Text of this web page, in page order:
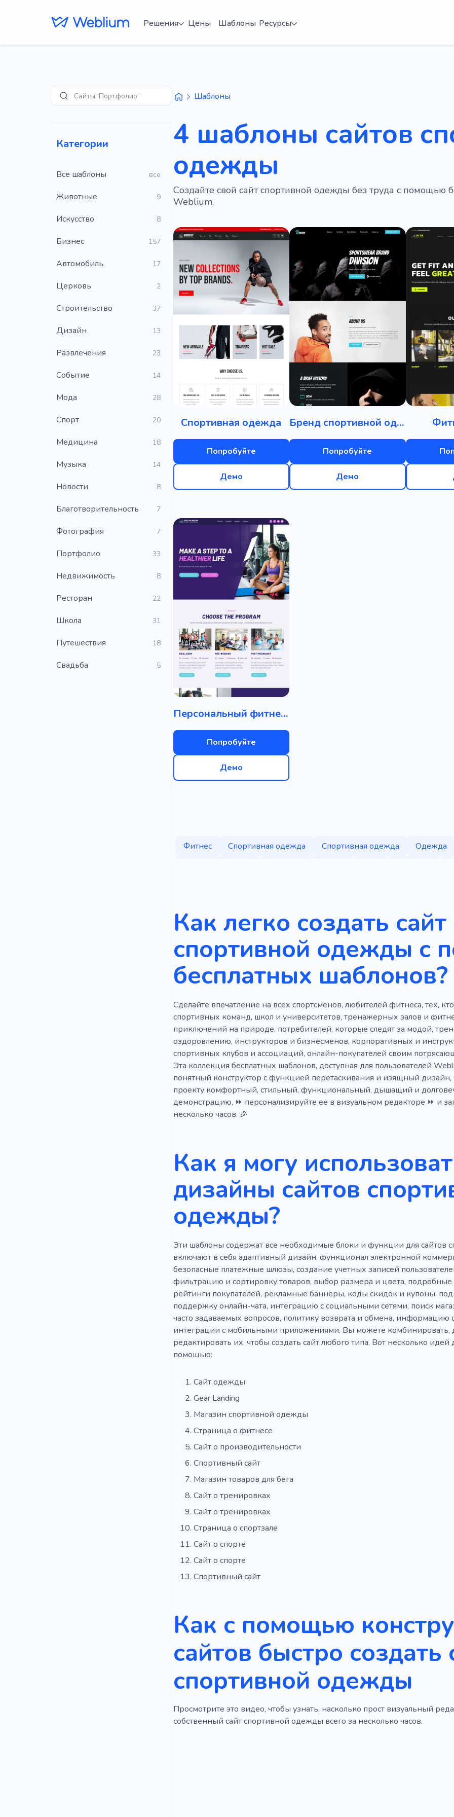
Решения Цены Шаблоны Ресурсы
ПоискСайты 'Портфолио'
Категории
Все шаблоны все
Животные 9
Искусство 8
Бизнес 157
Автомобиль 17
Церковь 2
Строительство 37
Дизайн 13
Развлечения 23
Событие 14
Мода 28
Cпорт 20
Медицина 18
Музыка 14
Новости 8
Благотворительность 7
Фотография 7
Портфолио 33
Недвижимость 8
Ресторан 22
Школа 31
Путешествия 18
Свадьба 5
Шаблоны
4 шаблоны сайтов
одежды
Создайте свой сайт спортивной одежды без труда с помощью
Weblium.
Спортивная одежда
Попробуйте
Демо
Бренд спортивной одежды
Попробуйте
Демо
Персональный фитнес-тренер
Попробуйте
Демо
Фитнес Спортивная одежда Спортивная одежда
Одежда
Простой
Информативный Мода Оружие Бутик
Борьба
Бороться Гольф Лошади Обучение
Услуги
Тренажерный зал
Тяжелая атлетика
Активный образ жизни
Добавки Избыточный вес
Фитнес
Здоровая жизнь
Домашнее обучение Похудеть
Восстановление
Обучение дома Потеря веса
Как легко создать сайт
спортивной одежды с
бесплатных шаблонов?
Сделайте впечатление на всех спортсменов, любителей фитнеса, тех,
спортивных команд, школ и университетов, тренажерных залов и
приключений на природе, потребителей, которые следят за модой,
оздоровлению, инструкторов и бизнесменов, корпоративных и
спортивных клубов и ассоциаций, онлайн-покупателей своим
Эта коллекция бесплатных шаблонов, доступная для пользователей
понятный конструктор с функцией перетаскивания и изящный
проекту комфортный, стильный, функциональный, дышащий и
демонстрацию, ⏩ персонализируйте ее в визуальном редакторе ⏩ и
несколько часов. 🎉
Как я могу
дизайны сайтов
одежды?
Эти шаблоны содержат все необходимые блоки и функции для сайтов
включают в себя адаптивный дизайн, функционал электронной
безопасные платежные шлюзы, создание учетных записей
фильтрацию и сортировку товаров, выбор размера и цвета, подробные
рейтинги покупателей, рекламные баннеры, коды скидок и купоны,
поддержку онлайн-чата, интеграцию с социальными сетями, поиск
часто задаваемых вопросов, политику возврата и обмена, информацию
интеграции с мобильными приложениями. Вы можете комбинировать,
редактировать их, чтобы создать сайт любого типа. Вот несколько идей
помощью:
Сайт одежды
Gear Landing
Магазин спортивной одежды
Страница о фитнесе
Сайт о производительности
Спортивный сайт
Магазин товаров для бега
Сайт о тренировках
Сайт о тренировках
Страница о спортзале
Сайт о спорте
Сайт о спорте
Спортивный сайт
Как с помощью
сайтов быстро создать
спортивной одежды
Просмотрите это видео, чтобы узнать, насколько прост визуальный
собственный сайт спортивной одежды всего за несколько часов.